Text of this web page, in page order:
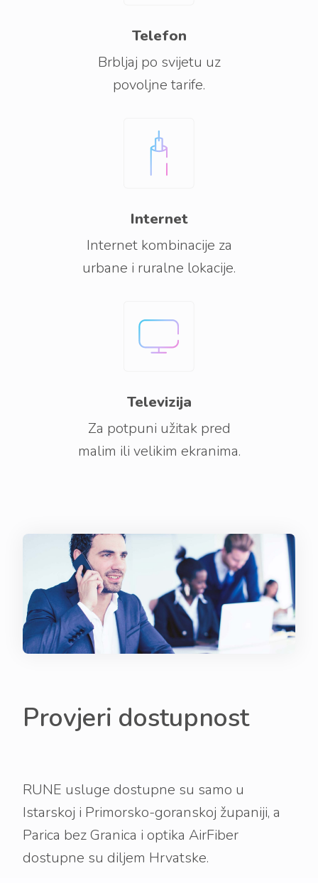
Telefon
Brbljaj po svijetu uz
povoljne tarife.
Internet
Internet kombinacije za
urbane i ruralne lokacije.
Televizija
Za potpuni užitak pred
malim ili velikim ekranima.
Provjeri dostupnost
RUNE usluge dostupne su samo u
Istarskoj i Primorsko-goranskoj županiji, a
Parica bez Granica i optika AirFiber
dostupne su diljem Hrvatske.